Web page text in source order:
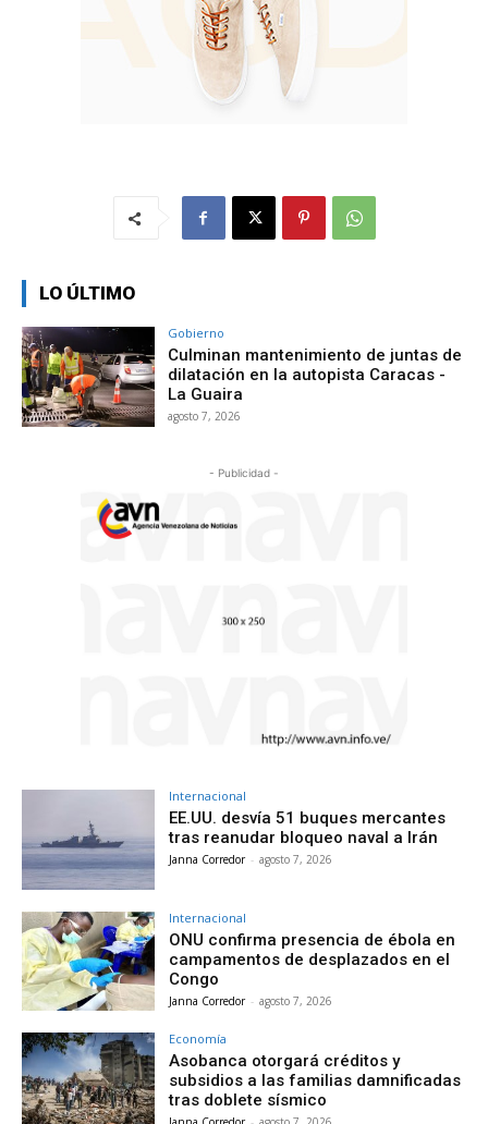
LO ÚLTIMO
Gobierno
Culminan mantenimiento de juntas de
dilatación en la autopista Caracas -
La Guaira
agosto 7, 2026
- Publicidad -
Internacional
EE.UU. desvía 51 buques mercantes
tras reanudar bloqueo naval a Irán
Janna Corredor - agosto 7, 2026
Internacional
ONU confirma presencia de ébola en
campamentos de desplazados en el
Congo
Janna Corredor - agosto 7, 2026
Economía
Asobanca otorgará créditos y
subsidios a las familias damnificadas
tras doblete sísmico